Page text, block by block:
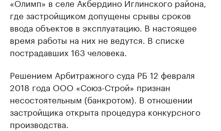
«Олимп» в селе Акбердино Иглинского района,
где застройщиком допущены срывы сроков
ввода объектов в эксплуатацию. В настоящее
время работы на них не ведутся. В списке
пострадавших 163 человека.
Решением Арбитражного суда РБ 12 февраля
2018 года ООО «Союз-Строй» признан
несостоятельным (банкротом). В отношении
застройщика открыта процедура конкурсного
производства.